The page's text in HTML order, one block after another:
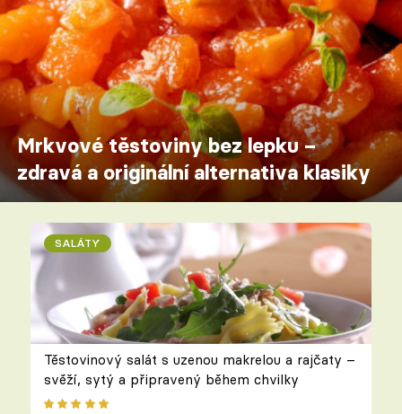
Mrkvové těstoviny bez lepku –
zdravá a originální alternativa klasiky
SALÁTY
Těstovinový salát s uzenou makrelou a rajčaty –
svěží, sytý a připravený během chvilky